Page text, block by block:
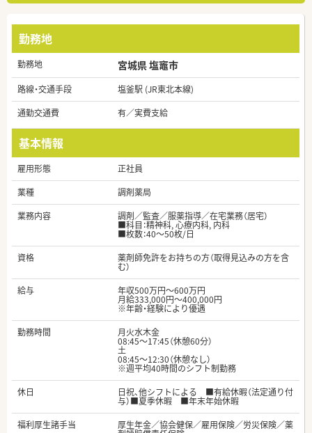
勤務地
勤務地 宮城県 塩竈市
路線・交通手段
塩釜駅 (JR東北本線)
通勤交通費
有／実費支給
基本情報
雇用形態
正社員
業種
調剤薬局
業務内容
調剤／監査／服薬指導／在宅業務（居宅）
■科目：精神科, 心療内科, 内科
■枚数：40～50枚/日
資格
薬剤師免許をお持ちの方（取得見込みの方を含
む）
給与
年収500万円～600万円
月給333,000円～400,000円
※年齢・経験により優遇
勤務時間
月火水木金
08:45～17:45（休憩60分）
土
08:45～12:30（休憩なし）
※週平均40時間のシフト制勤務
休日
日祝、他シフトによる ■有給休暇（法定通り付
与）■夏季休暇 ■年末年始休暇
福利厚生諸手当
厚生年金／協会健保／雇用保険／労災保険／薬